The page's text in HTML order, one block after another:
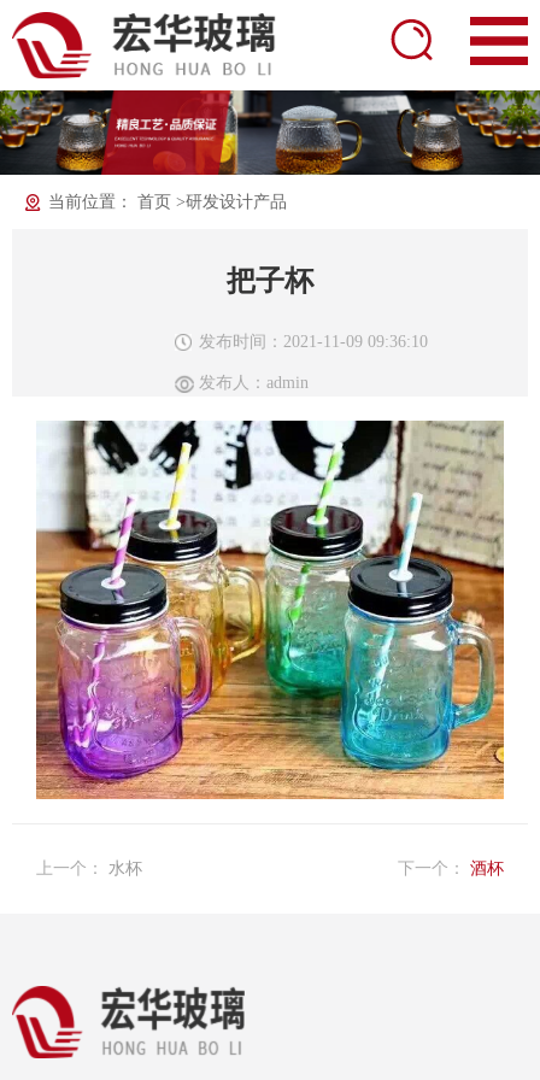
当前位置： 首页 >研发设计产品
把子杯
发布时间：2021-11-09 09:36:10
发布人：admin
上一个： 水杯 下一个： 酒杯